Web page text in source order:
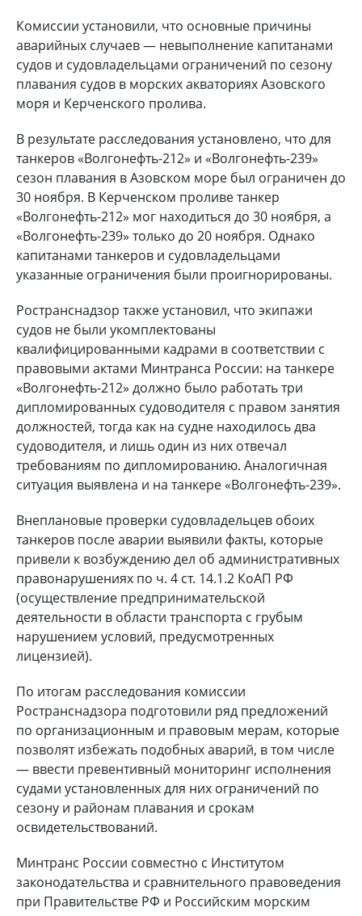
Комиссии установили, что основные причины
аварийных случаев — невыполнение капитанами
судов и судовладельцами ограничений по сезону
плавания судов в морских акваториях Азовского
моря и Керченского пролива.
В результате расследования установлено, что для
танкеров «Волгонефть-212» и «Волгонефть-239»
сезон плавания в Азовском море был ограничен до
30 ноября. В Керченском проливе танкер
«Волгонефть-212» мог находиться до 30 ноября, а
«Волгонефть-239» только до 20 ноября. Однако
капитанами танкеров и судовладельцами
указанные ограничения были проигнорированы.
Ространснадзор также установил, что экипажи
судов не были укомплектованы
квалифицированными кадрами в соответствии с
правовыми актами Минтранса России: на танкере
«Волгонефть-212» должно было работать три
дипломированных судоводителя с правом занятия
должностей, тогда как на судне находилось два
судоводителя, и лишь один из них отвечал
требованиям по дипломированию. Аналогичная
ситуация выявлена и на танкере «Волгонефть-239».
Внеплановые проверки судовладельцев обоих
танкеров после аварии выявили факты, которые
привели к возбуждению дел об административных
правонарушениях по ч. 4 ст. 14.1.2 КоАП РФ
(осуществление предпринимательской
деятельности в области транспорта с грубым
нарушением условий, предусмотренных
лицензией).
По итогам расследования комиссии
Ространснадзора подготовили ряд предложений
по организационным и правовым мерам, которые
позволят избежать подобных аварий, в том числе
— ввести превентивный мониторинг исполнения
судами установленных для них ограничений по
сезону и районам плавания и срокам
освидетельствований.
Минтранс России совместно с Институтом
законодательства и сравнительного правоведения
при Правительстве РФ и Российским морским